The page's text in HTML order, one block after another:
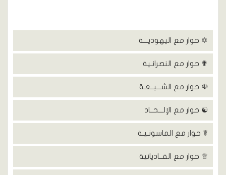
✡ حوار مع اليهوديـــة
✟ حوار مع النصرانـية
☫ حوار مع الشـــيــعـة
☯ حوار مع الإلـــحــاد
☤ حوار مع الماسونـيـة
♕ حوار مع القــاديانية